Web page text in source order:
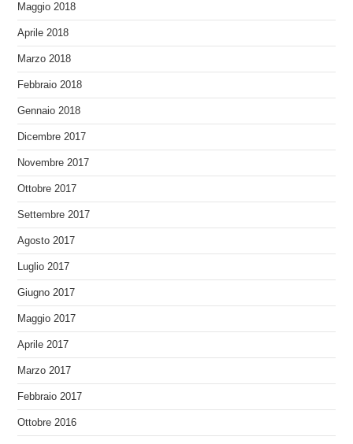
Maggio 2018
Aprile 2018
Marzo 2018
Febbraio 2018
Gennaio 2018
Dicembre 2017
Novembre 2017
Ottobre 2017
Settembre 2017
Agosto 2017
Luglio 2017
Giugno 2017
Maggio 2017
Aprile 2017
Marzo 2017
Febbraio 2017
Ottobre 2016